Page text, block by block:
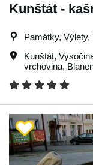
Kunštát -
Památky,
Kunštát,
vrchovina,